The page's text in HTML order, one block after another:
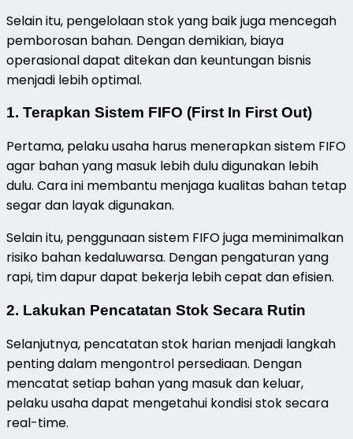
Selain itu, pengelolaan stok yang baik juga mencegah
pemborosan bahan. Dengan demikian, biaya
operasional dapat ditekan dan keuntungan bisnis
menjadi lebih optimal.
1. Terapkan Sistem FIFO (First In First Out)
Pertama, pelaku usaha harus menerapkan sistem FIFO
agar bahan yang masuk lebih dulu digunakan lebih
dulu. Cara ini membantu menjaga kualitas bahan tetap
segar dan layak digunakan.
Selain itu, penggunaan sistem FIFO juga meminimalkan
risiko bahan kedaluwarsa. Dengan pengaturan yang
rapi, tim dapur dapat bekerja lebih cepat dan efisien.
2. Lakukan Pencatatan Stok Secara Rutin
Selanjutnya, pencatatan stok harian menjadi langkah
penting dalam mengontrol persediaan. Dengan
mencatat setiap bahan yang masuk dan keluar,
pelaku usaha dapat mengetahui kondisi stok secara
real-time.